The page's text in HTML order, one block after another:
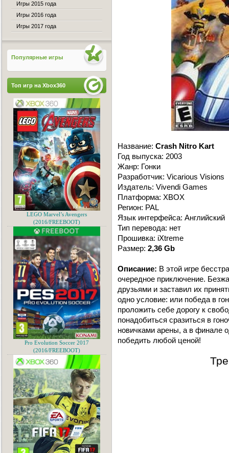
Название: Crash Nitro Kart
Год выпуска: 2003
Жанр: Гонки
Разработчик: Vicarious Visions
Издатель: Vivendi Games
Платформа: XBOX
Регион: PAL
Язык интерфейса: Английский
Тип перевода: нет
Прошивка: iXtreme
Размер: 2,36 Gb
Описание: В этой игре
очередное приключение.
друзьями и заставил их
одно условие: или победа в
проложить себе дорогу к
понадобиться сразиться в
новичками арены, а в финале
победить любой ценой!
Игры 2015 года
Игры 2016 года
Игры 2017 года
Популярные игры
Топ игр на Xbox360
LEGO Marvel’s Avengers
(2016/FREEBOOT)
Pro Evolution Soccer 2017
(2016/FREEBOOT)